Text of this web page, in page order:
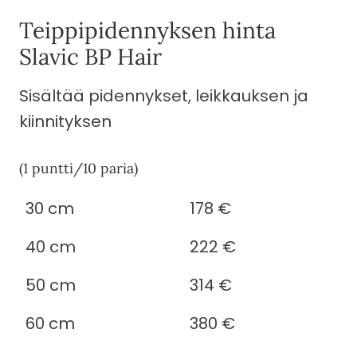
Teippipidennyksen hinta
Slavic BP Hair
Sisältää pidennykset, leikkauksen ja
kiinnityksen
(1 puntti/10 paria)
30 cm
178 €
40 cm
222 €
50 cm
314 €
60 cm
380 €